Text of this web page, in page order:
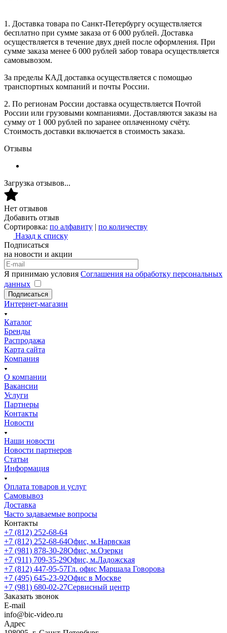
1. Доставка товара по Санкт-Петербургу осуществляется
бесплатно при сумме заказа от 6 000 рублей. Доставка
осуществляется в течение двух дней после оформления. При
сумме заказа менее 6 000 рублей забор товара осуществляется
самовывозом.
За пределы КАД доставка осуществляется с помощью
транспортных компаний и почты России.
2. По регионам России доставка осуществляется Почтой
России или грузовыми компаниями. Доставляются заказы на
сумму от 1 000 рублей по заранее оплаченному счёту.
Стоимость доставки включается в стоимость заказа.
Отзывы
Загрузка отзывов...
Нет отзывов
Добавить отзыв
Сортировка: по алфавиту | по количеству
Назад к списку
Подписаться
на новости и акции
Я принимаю условия Соглашения на обработку персональных
данных
Подписаться
Интернет-магазин
Каталог
Бренды
Распродажа
Карта сайта
Компания
О компании
Вакансии
Услуги
Партнеры
Контакты
Новости
Наши новости
Новости партнеров
Статьи
Информация
Оплата товаров и услуг
Самовывоз
Доставка
Часто задаваемые вопросы
Контакты
+7 (812) 252-68-64
+7 (812) 252-68-64Офис, м.Нарвская
+7 (981) 878-30-28Офис, м.Озерки
+7 (911) 709-35-29Офис, м.Ладожская
+7 (812) 447-95-57Гл. офис Маршала Говорова
+7 (495) 645-23-92Офис в Москве
+7 (981) 680-02-27Сервисный центр
Заказать звонок
E-mail
info@bic-video.ru
Адрес